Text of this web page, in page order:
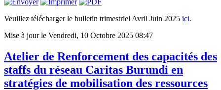
Veuillez télécharger le bulletin trimestriel Avril Juin 2025 ici.
Mise à jour le Vendredi, 10 Octobre 2025 08:47
Atelier de Renforcement des capacités des
staffs du réseau Caritas Burundi en
stratégies de mobilisation des ressources